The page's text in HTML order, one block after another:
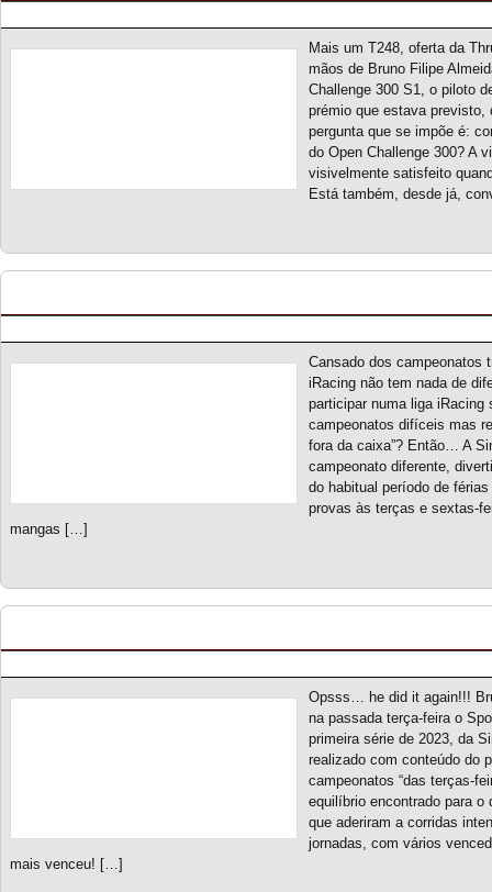
Mais um T248, oferta da
mãos de Bruno Filipe
Challenge 300 S1, o piloto
prémio que estava previsto,
pergunta que se impõe é:
do Open Challenge 300? A
visivelmente satisfeito
Está também, desde já,
Cansado dos campeonatos
iRacing não tem nada de
participar numa liga iRacing
campeonatos difíceis mas
fora da caixa”? Então… A
campeonato diferente,
do habitual período de
provas às terças e sextas-
mangas […]
Opsss… he did it again!!!
na passada terça-feira o
primeira série de 2023, da
realizado com conteúdo do
campeonatos “das terças-
equilíbrio encontrado para
que aderiram a corridas
jornadas, com vários
mais venceu! […]